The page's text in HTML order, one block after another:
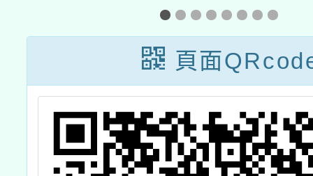
筆書法
四
場)」
式》
驗班(
頁面